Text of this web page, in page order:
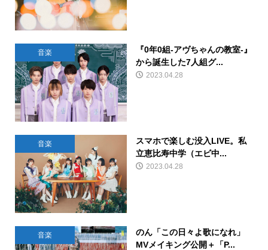
音楽
『0年0組-アヴちゃんの教室-』
から誕生した7人組グ...
2023.04.28
音楽
スマホで楽しむ没入LIVE。私
立恵比寿中学（エビ中...
2023.04.28
音楽
のん「この日々よ歌になれ」
MVメイキング公開＋「P...